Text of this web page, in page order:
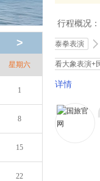
>
星期六
1
8
15
22
行程概况：
泰拳表演
看大象表演+
详情